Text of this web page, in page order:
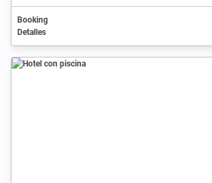
Booking
Detalles